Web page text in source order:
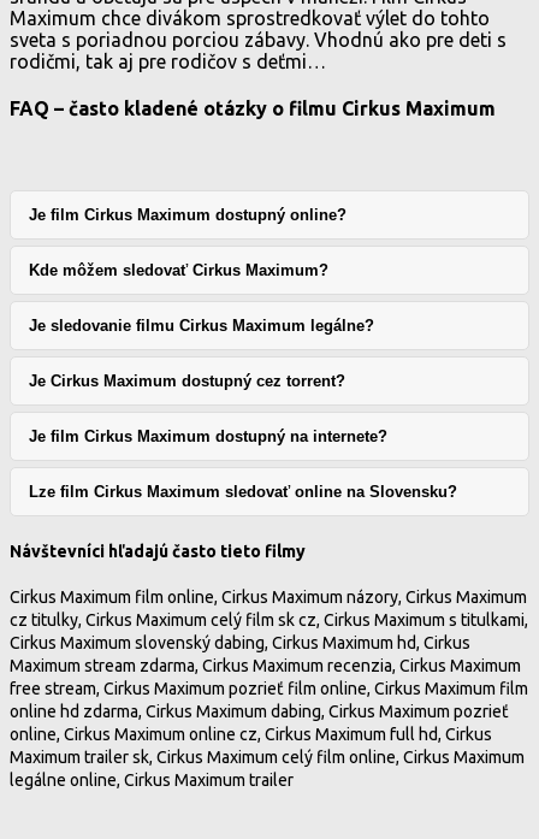
Maximum chce divákom sprostredkovať výlet do tohto
sveta s poriadnou porciou zábavy. Vhodnú ako pre deti s
rodičmi, tak aj pre rodičov s deťmi…
FAQ – často kladené otázky o filmu Cirkus Maximum
Je film Cirkus Maximum dostupný online?
Kde môžem sledovať Cirkus Maximum?
Je sledovanie filmu Cirkus Maximum legálne?
Je Cirkus Maximum dostupný cez torrent?
Je film Cirkus Maximum dostupný na internete?
Lze film Cirkus Maximum sledovať online na Slovensku?
Návštevníci hľadajú často tieto filmy
Cirkus Maximum film online, Cirkus Maximum názory, Cirkus Maximum
cz titulky, Cirkus Maximum celý film sk cz, Cirkus Maximum s titulkami,
Cirkus Maximum slovenský dabing, Cirkus Maximum hd, Cirkus
Maximum stream zdarma, Cirkus Maximum recenzia, Cirkus Maximum
free stream, Cirkus Maximum pozrieť film online, Cirkus Maximum film
online hd zdarma, Cirkus Maximum dabing, Cirkus Maximum pozrieť
online, Cirkus Maximum online cz, Cirkus Maximum full hd, Cirkus
Maximum trailer sk, Cirkus Maximum celý film online, Cirkus Maximum
legálne online, Cirkus Maximum trailer